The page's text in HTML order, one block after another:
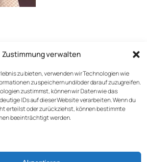
Zustimmung verwalten
zu bieten, verwenden wir Technologien wie
zu speichern und/oder darauf zuzugreifen.
zustimmst, können wir Daten wie das
IDs auf dieser Website verarbeiten. Wenn du
erteilst oder zurückziehst, können bestimmte
beeinträchtigt werden.
Links
DSGVO